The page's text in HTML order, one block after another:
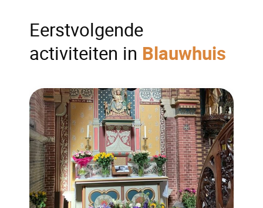
Eerstvolgende
activiteiten in Blauwhuis